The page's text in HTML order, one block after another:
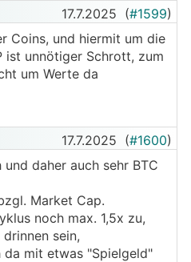
17.7.2025 (#1599)
Coins, und hiermit um die
ist unnötiger Schrott, zum
um Werte da
17.7.2025 (#1600)
daher auch sehr BTC
Market Cap.
noch max. 1,5x zu,
sein,
mit etwas "Spielgeld"